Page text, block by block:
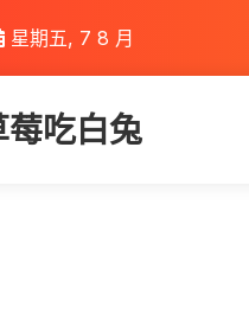
星期五, 7 8 月
莓吃白兔